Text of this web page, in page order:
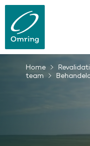
naar
gaan
Kruimelpad
Home
team